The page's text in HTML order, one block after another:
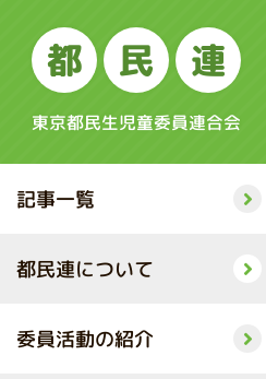
都 民 連
東京都民生児童委員連合会
記事一覧
都民連について
委員活動の紹介